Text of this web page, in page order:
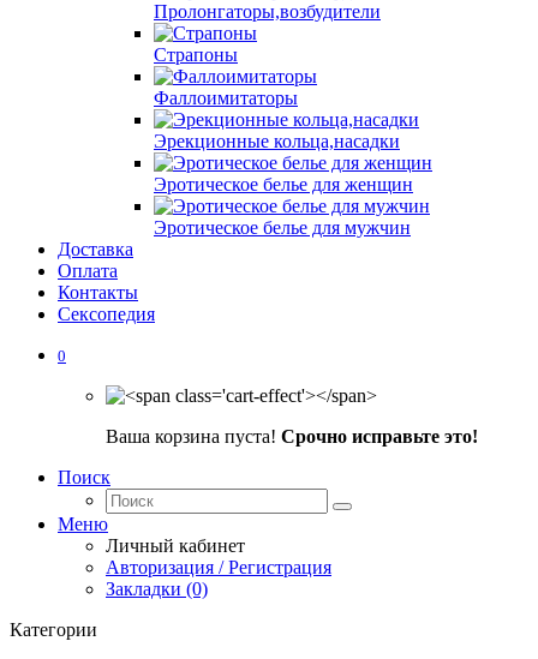
Пролонгаторы,возбудители
Страпоны
Фаллоимитаторы
Эрекционные кольца,насадки
Эротическое белье для женщин
Эротическое белье для мужчин
Доставка
Оплата
Контакты
Сексопедия
0
Ваша корзина пуста! Срочно исправьте это!
Поиск
Меню
Личный кабинет
Авторизация / Регистрация
Закладки (0)
Категории